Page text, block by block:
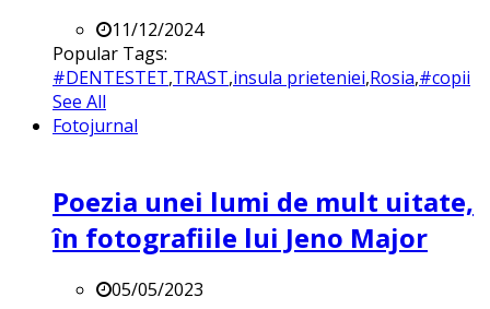
11/12/2024
Popular Tags:
#DENTESTET,TRAST,insula prieteniei,Rosia,#copii
See All
Fotojurnal
Poezia unei lumi de mult uitate,
în fotografiile lui Jeno Major
05/05/2023